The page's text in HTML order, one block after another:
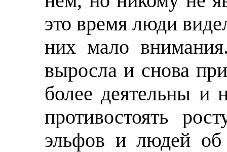
это время люди
них мало
выросла и снова
более деятельны и
противостоять
эльфов и людей об